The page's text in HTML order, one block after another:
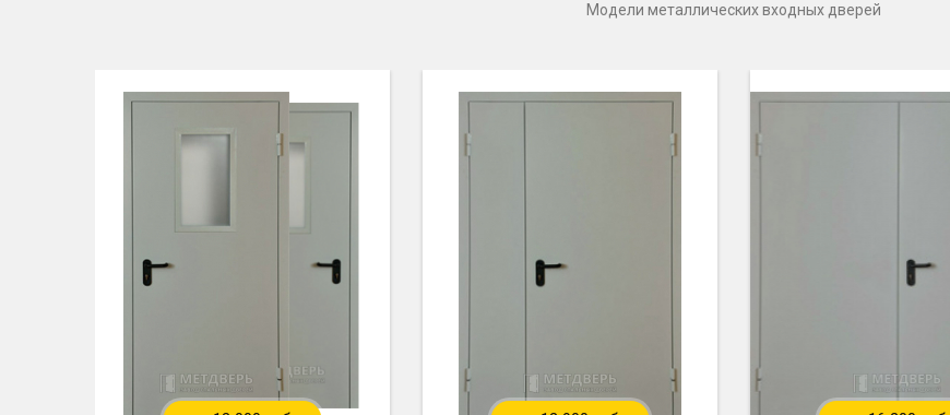
Модели металлических входных дверей